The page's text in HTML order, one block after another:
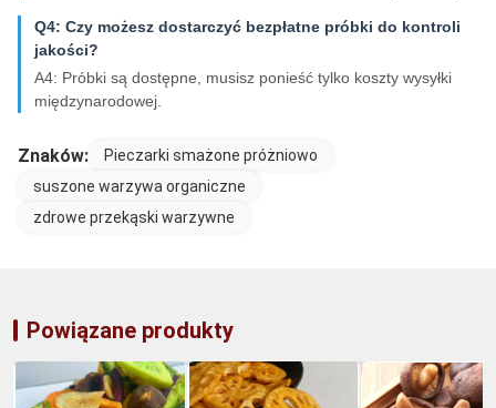
Q4: Czy możesz dostarczyć bezpłatne próbki do kontroli
jakości?
A4: Próbki są dostępne, musisz ponieść tylko koszty wysyłki
międzynarodowej.
Znaków:
Pieczarki smażone próżniowo
suszone warzywa organiczne
zdrowe przekąski warzywne
Powiązane produkty